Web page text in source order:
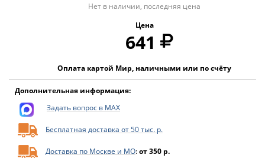
Нет в наличии, последняя цена
Цена
641
Оплата картой Мир, наличными или по счёту
Дополнительная информация:
Задать вопрос в MAX
Бесплатная доставка от 50 тыс. р.
Доставка по Москве и МО:от 350 р.